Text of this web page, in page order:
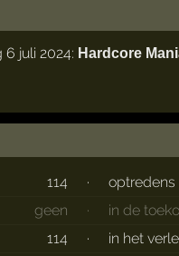
juli 2024: Hardcore
114 ·
optredens
geen
·
in de
114
·
in het